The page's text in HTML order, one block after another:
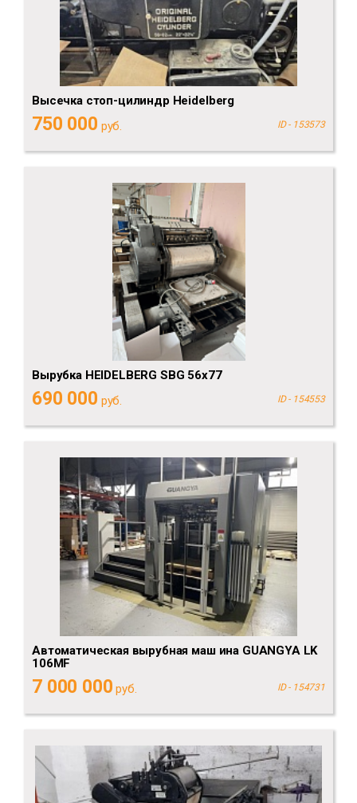
Высечка стоп-цилиндр Heidelberg
750 000 руб. ID - 153573
Вырубка HEIDELBERG SBG 56x77
690 000 руб. ID - 154553
Автоматическая вырубная маш ина GUANGYA LK
106MF
7 000 000 руб. ID - 154731